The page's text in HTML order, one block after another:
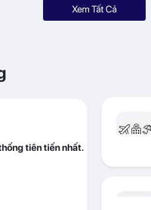
Xem Tất Cả
tiên tiến nhất.